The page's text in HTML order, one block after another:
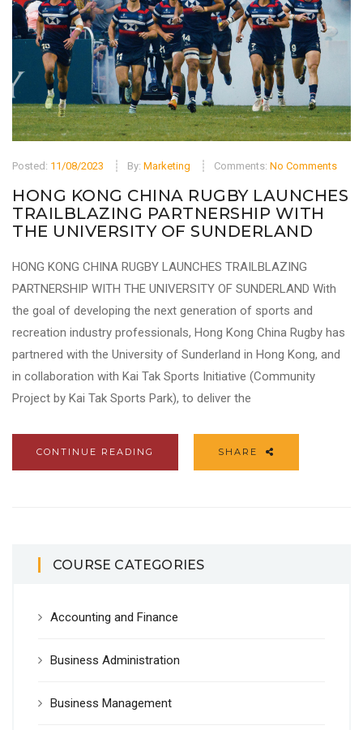
Posted: 11/08/2023 By: Marketing Comments: No Comments
HONG KONG CHINA RUGBY LAUNCHES
TRAILBLAZING PARTNERSHIP WITH
THE UNIVERSITY OF SUNDERLAND
HONG KONG CHINA RUGBY LAUNCHES TRAILBLAZING
PARTNERSHIP WITH THE UNIVERSITY OF SUNDERLAND With
the goal of developing the next generation of sports and
recreation industry professionals, Hong Kong China Rugby has
partnered with the University of Sunderland in Hong Kong, and
in collaboration with Kai Tak Sports Initiative (Community
Project by Kai Tak Sports Park), to deliver the
CONTINUE READING SHARE
COURSE CATEGORIES
Accounting and Finance
Business Administration
Business Management